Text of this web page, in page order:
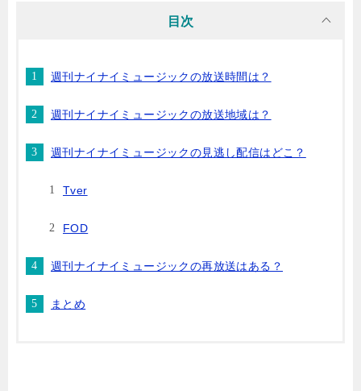
目次
週刊ナイナイミュージックの放送時間は？
週刊ナイナイミュージックの放送地域は？
週刊ナイナイミュージックの見逃し配信はどこ？
Tver
FOD
週刊ナイナイミュージックの再放送はある？
まとめ